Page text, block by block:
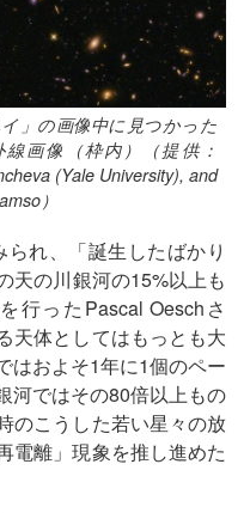
」の画像中に見つかった
画像（枠内）（提供：
(Yale University), and
）
れ、「誕生したばかり
天の川銀河の15%以上も
行ったPascal Oeschさ
天体としてはもっとも大
はおよそ1年に1個のペー
河ではその80倍以上もの
のこうした若い星々の放
電離」現象を推し進めた